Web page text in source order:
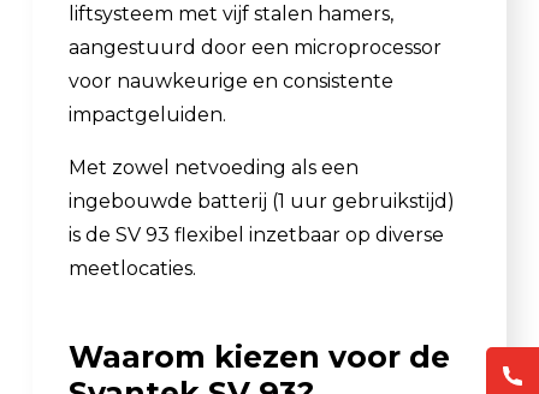
liftsysteem met vijf stalen hamers,
aangestuurd door een microprocessor
voor nauwkeurige en consistente
impactgeluiden.
Met zowel netvoeding als een
ingebouwde batterij (1 uur gebruikstijd)
is de SV 93 flexibel inzetbaar op diverse
meetlocaties.
Waarom kiezen voor de